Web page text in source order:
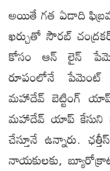
అయితే గత ఏడాది
ఖర్చుతో సౌరబ్
కోసం ఆన్ లైన్
రూపంలోనే
మహాదేవ్ బెట్టింగ్ యాప్
మహాదేవ్ యాప్ కేసుని
చేస్తూనే ఉన్నారు.
నాయకులకు,